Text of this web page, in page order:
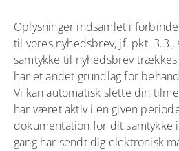
Oplysninger indsamlet i
til vores nyhedsbrev, jf. pkt. 3.3.,
samtykke til nyhedsbrev
har et andet grundlag for
Vi kan automatisk slette din
har været aktiv i en given
dokumentation for dit samtykke
gang har sendt dig elektronisk